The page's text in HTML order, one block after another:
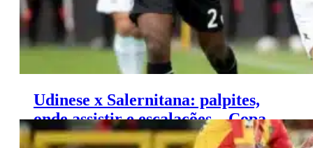
Udinese x Salernitana: palpites,
onde assistir e escalações – Copa
da Itália (25/09)